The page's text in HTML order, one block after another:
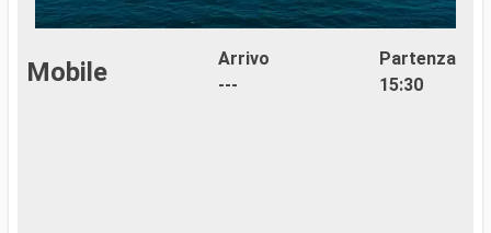
Mobile
Arrivo
---
Partenza
15:30